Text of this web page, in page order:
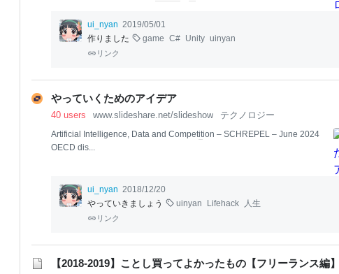
スワイプ/マウスドラッグ左 -> 左へポイント切り替え →キー/右スワイプ/
マウスドラッグ右 -> 右へポイント切り替え 画面右下の大きなAボタンで
twitter:https://
ui_nyan 2019/05/01
作りました
game C# Unity uinyan
リンク
やっていくためのアイデア
40 users www.slideshare.net/slideshow テクノロジー
Artificial Intelligence, Data and Competition – SCHREPEL – June 2024
OECD dis...
ui_nyan 2018/12/20
やっていきましょう
uinyan Lifehack 人生
リンク
【2018-2019】ことし買ってよかったもの【フリーランス編】